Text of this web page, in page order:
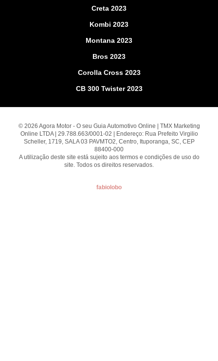
Creta 2023
Kombi 2023
Montana 2023
Bros 2023
Corolla Cross 2023
CB 300 Twister 2023
© 2026 Agora Motor - O seu Guia Automotivo Online | TMX Marketing
Online LTDA | 29.788.663/0001-02 | Endereço: Rua Prefeito Virgilio
Scheller, 1719, SALA 03 PAVMTO2, Centro, Ituporanga, SC, CEP
88400-000
A utilização deste site está sujeito aos termos e condições de uso do
site. Todos os direitos reservados.
fabiolobo